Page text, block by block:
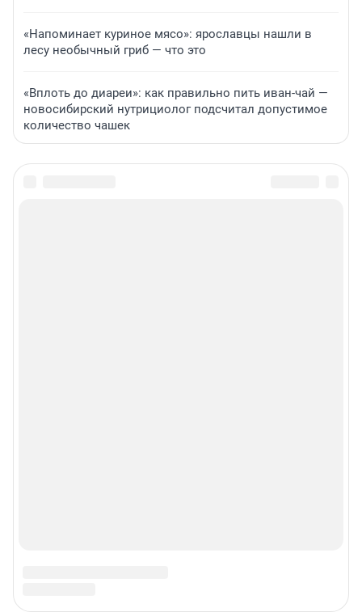
«Напоминает куриное мясо»: ярославцы нашли в
лесу необычный гриб — что это
«Вплоть до диареи»: как правильно пить иван-чай —
новосибирский нутрициолог подсчитал допустимое
количество чашек